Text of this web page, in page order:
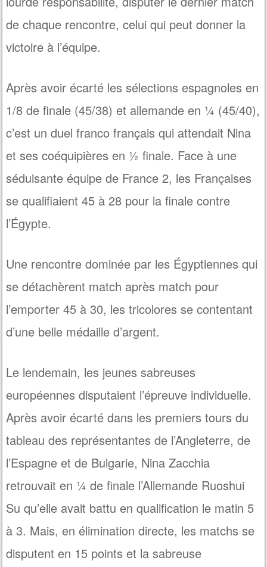
de chaque rencontre, celui qui peut donner la
victoire à l’équipe.
Après avoir écarté les sélections espagnoles en
1/8 de finale (45/38) et allemande en ¼ (45/40),
c’est un duel franco français qui attendait Nina
et ses coéquipières en ½ finale. Face à une
séduisante équipe de France 2, les Françaises
se qualifiaient 45 à 28 pour la finale contre
l’Égypte.
Une rencontre dominée par les Égyptiennes qui
se détachèrent match après match pour
l’emporter 45 à 30, les tricolores se contentant
d’une belle médaille d’argent.
Le lendemain, les jeunes sabreuses
européennes disputaient l’épreuve individuelle.
Après avoir écarté dans les premiers tours du
tableau des représentantes de l’Angleterre, de
l’Espagne et de Bulgarie, Nina Zacchia
retrouvait en ¼ de finale l’Allemande Ruoshui
Su qu’elle avait battu en qualification le matin 5
à 3. Mais, en élimination directe, les matchs se
disputent en 15 points et la sabreuse